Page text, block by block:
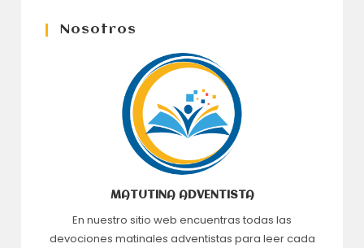
Nosotros
MATUTINA ADVENTISTA
En nuestro sitio web encuentras todas las
devociones matinales adventistas para leer cada